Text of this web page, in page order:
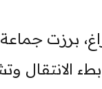
برزت
الانتقال